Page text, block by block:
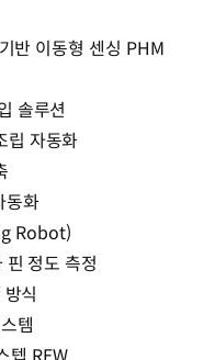
반 이동형 센싱 PHM
솔루션
립 자동화
동화
Robot)
정도 측정
식
템